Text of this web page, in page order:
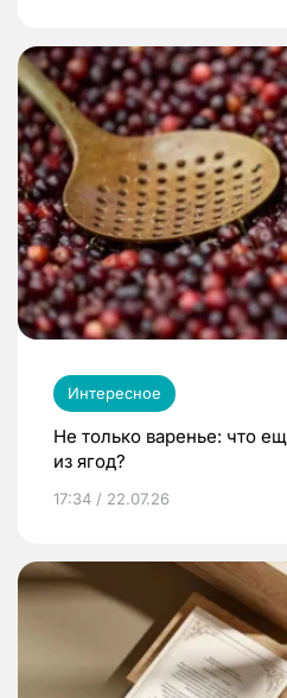
Интересное
Не только варенье: что
из ягод?
17:34 / 22.07.26